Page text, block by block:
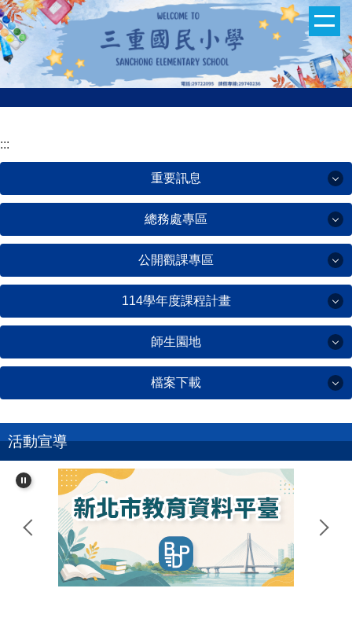
跳
到
主
要
內
容
:::
重要訊息
重要訊息
教科書版本
三重國小 獎學金專頁
總務處專區
總務處專區
校務會議(file station/總務處/文書)
校園對外開放時間
公開觀課專區
公開觀課專區
三重國小教師個人公開授課平台
公開觀課行事曆
114學年度課程計畫
114學年度課程計畫
新北市資訊科技教學綱要
十二年國教課程綱要
課程計畫書通過備查公文
通過日期:中華民國115年2月12日
公文文號:新北教國字第1150300388號
師生園地
師生園地
健康護照學生登入
三重國小圖書查詢
綠色學校教學成果
中廚食材登錄平臺
功課表查詢
檔案下載
檔案下載
教務處
學務處
活動宣導